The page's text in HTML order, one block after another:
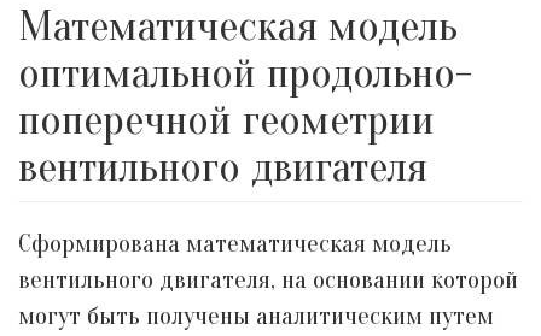
Математическая модель
оптимальной продольно-
поперечной геометрии
вентильного двигателя
Сформирована математическая модель
вентильного двигателя, на основании которой
могут быть получены аналитическим путем